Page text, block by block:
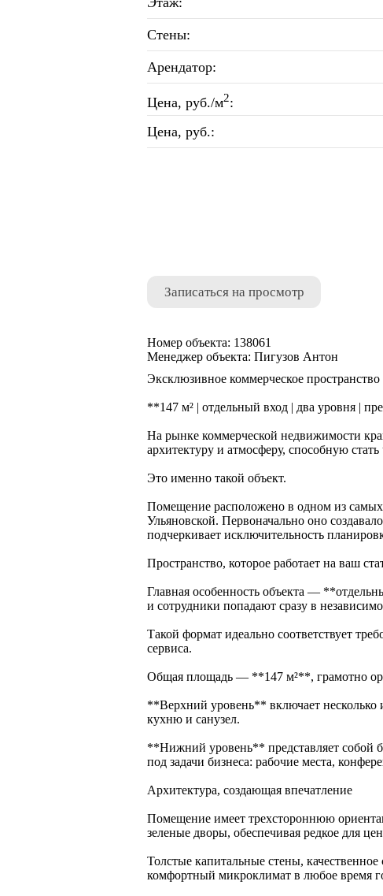
Стены:
Арендатор:
Цена, руб./м2:
Цена, руб.:
Записаться на просмотр
Номер объекта: 138061
Менеджер объекта: Пигузов Антон
Эксклюзивное коммерческое
**147 м² | отдельный вход | два уровня |
На рынке коммерческой недвижимости
архитектуру и атмосферу, способную стать
Это именно такой объект.
Помещение расположено в одном из
Ульяновской. Первоначально оно
подчеркивает исключительность
Пространство, которое работает на ваш
Главная особенность объекта —
и сотрудники попадают сразу в
Такой формат идеально соответствует
сервиса.
Общая площадь — **147 м²**, грамотно
**Верхний уровень** включает
кухню и санузел.
**Нижний уровень** представляет собой
под задачи бизнеса: рабочие места,
Архитектура, создающая впечатление
Помещение имеет трехстороннюю
зеленые дворы, обеспечивая редкое для
Толстые капитальные стены,
комфортный микроклимат в любое время